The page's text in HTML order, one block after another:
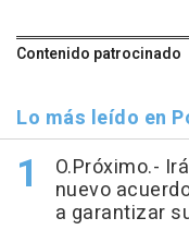
Contenido patrocinado
Lo más leído en
O.Próximo.-
nuevo
a garantizar